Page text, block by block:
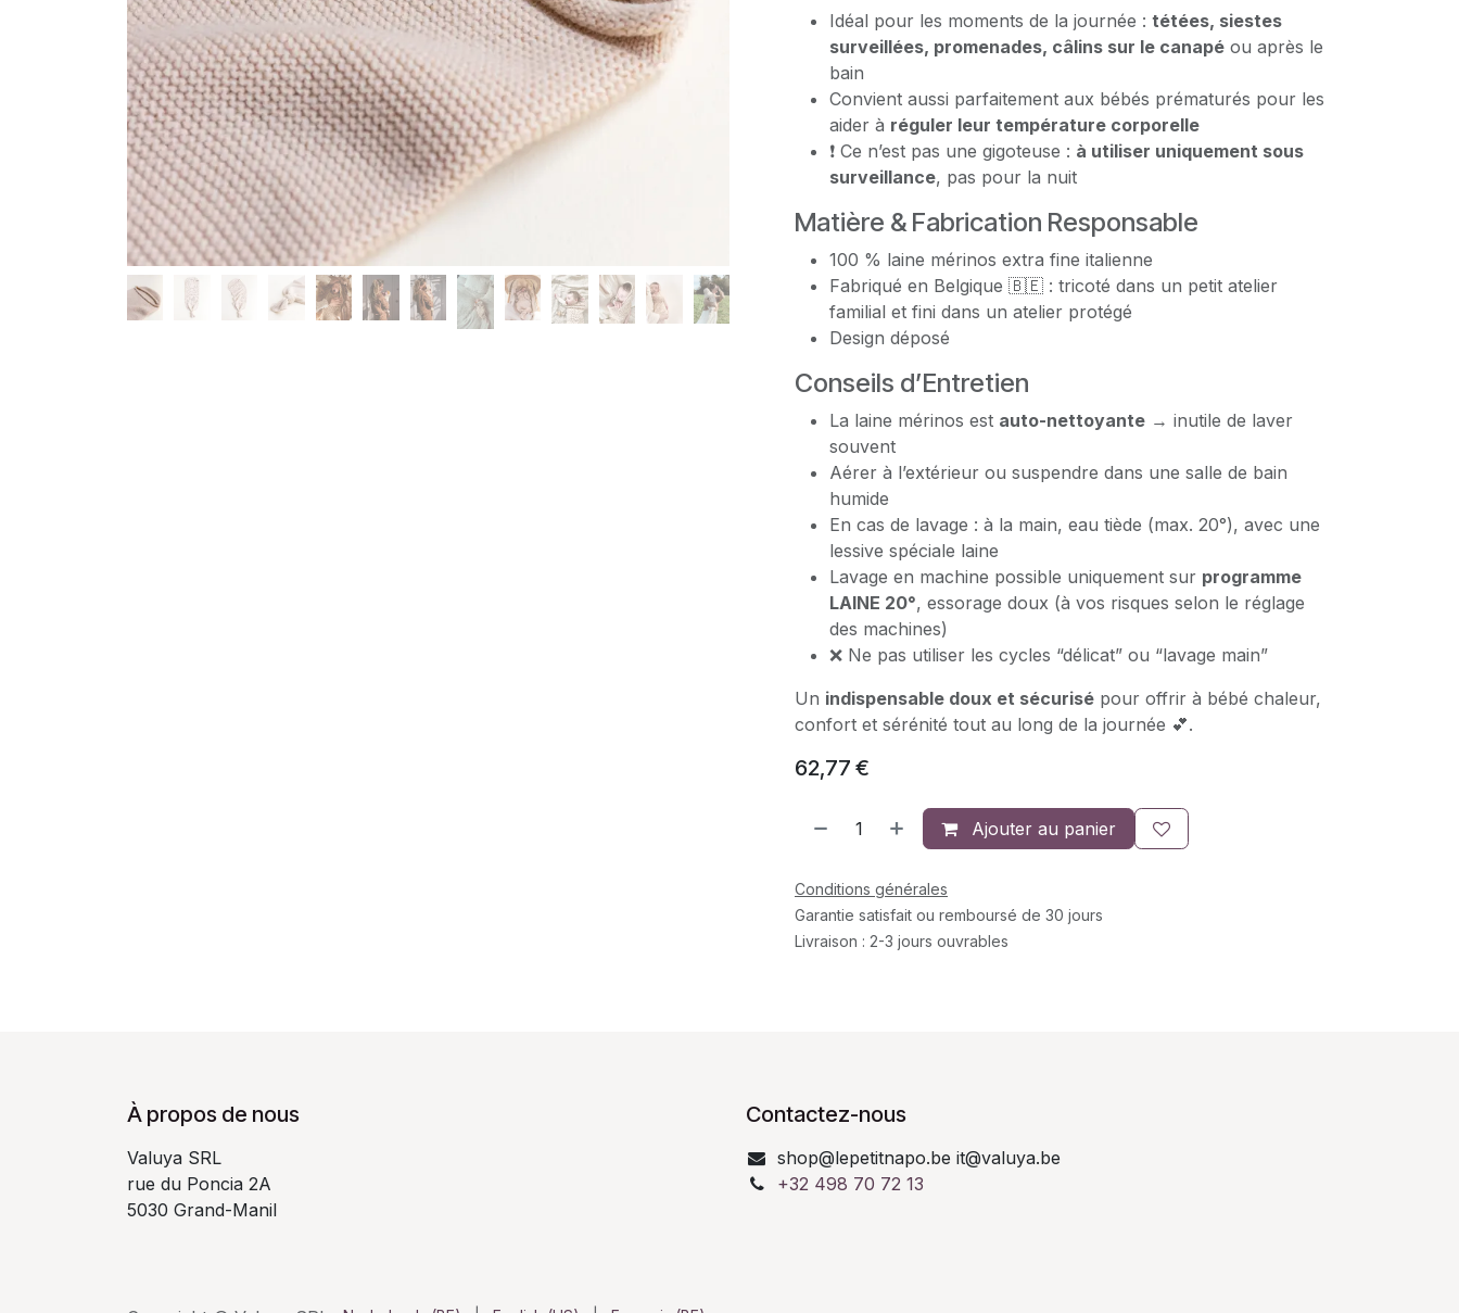
Idéal pour les moments de la journée : tétées, siestes
surveillées, promenades, câlins sur le canapé ou après le
bain
Convient aussi parfaitement aux bébés prématurés pour les
aider à réguler leur température corporelle
❗ Ce n’est pas une gigoteuse : à utiliser uniquement sous
surveillance, pas pour la nuit
Matière & Fabrication Responsable
100 % laine mérinos extra fine italienne
Fabriqué en Belgique 🇧🇪 : tricoté dans un petit atelier
familial et fini dans un atelier protégé
Design déposé
Conseils d’Entretien
La laine mérinos est auto-nettoyante → inutile de laver
souvent
Aérer à l’extérieur ou suspendre dans une salle de bain
humide
En cas de lavage : à la main, eau tiède (max. 20°), avec une
lessive spéciale laine
Lavage en machine possible uniquement sur programme
LAINE 20°, essorage doux (à vos risques selon le réglage
des machines)
❌ Ne pas utiliser les cycles “délicat” ou “lavage main”
Un indispensable doux et sécurisé pour offrir à bébé chaleur,
confort et sérénité tout au long de la journée 💕.
62,77 €
Ajouter au panier
Conditions générales
Garantie satisfait ou remboursé de 30 jours
Livraison : 2-3 jours ouvrables
À propos de nous
Valuya SRL
rue du Poncia 2A
5030 Grand-Manil
Contactez-nous
shop@lepetitnapo.be it@valuya.be
+32 498 70 72 13